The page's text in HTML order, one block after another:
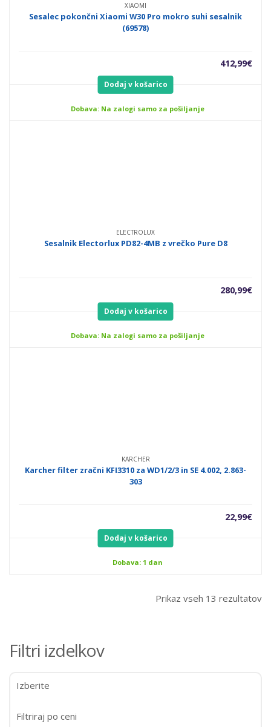
XIAOMI
Sesalec pokončni Xiaomi W30 Pro mokro suhi sesalnik
(69578)
412,99€
Dodaj v košarico
Dobava: Na zalogi samo za pošiljanje
ELECTROLUX
Sesalnik Electorlux PD82-4MB z vrečko Pure D8
280,99€
Dodaj v košarico
Dobava: Na zalogi samo za pošiljanje
KARCHER
Karcher filter zračni KFI3310 za WD1/2/3 in SE 4.002, 2.863-
303
22,99€
Dodaj v košarico
Dobava: 1 dan
Prikaz vseh 13 rezultatov
Filtri izdelkov
Izberite
Filtriraj po ceni